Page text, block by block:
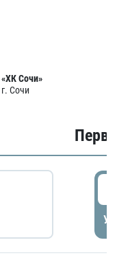
«ХК Сочи»
г. Сочи